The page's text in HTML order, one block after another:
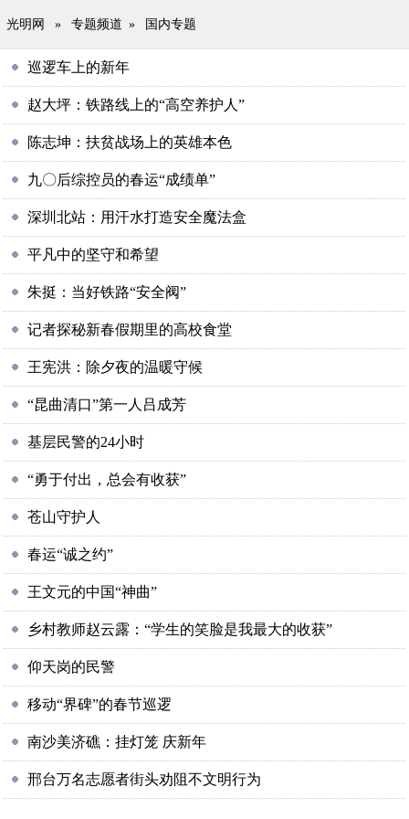
光明网 » 专题频道 » 国内专题
巡逻车上的新年
赵大坪：铁路线上的“高空养护人”
陈志坤：扶贫战场上的英雄本色
九〇后综控员的春运“成绩单”
深圳北站：用汗水打造安全魔法盒
平凡中的坚守和希望
朱挺：当好铁路“安全阀”
记者探秘新春假期里的高校食堂
王宪洪：除夕夜的温暖守候
“昆曲清口”第一人吕成芳
基层民警的24小时
“勇于付出，总会有收获”
苍山守护人
春运“诚之约”
王文元的中国“神曲”
乡村教师赵云露：“学生的笑脸是我最大的收获”
仰天岗的民警
移动“界碑”的春节巡逻
南沙美济礁：挂灯笼 庆新年
邢台万名志愿者街头劝阻不文明行为